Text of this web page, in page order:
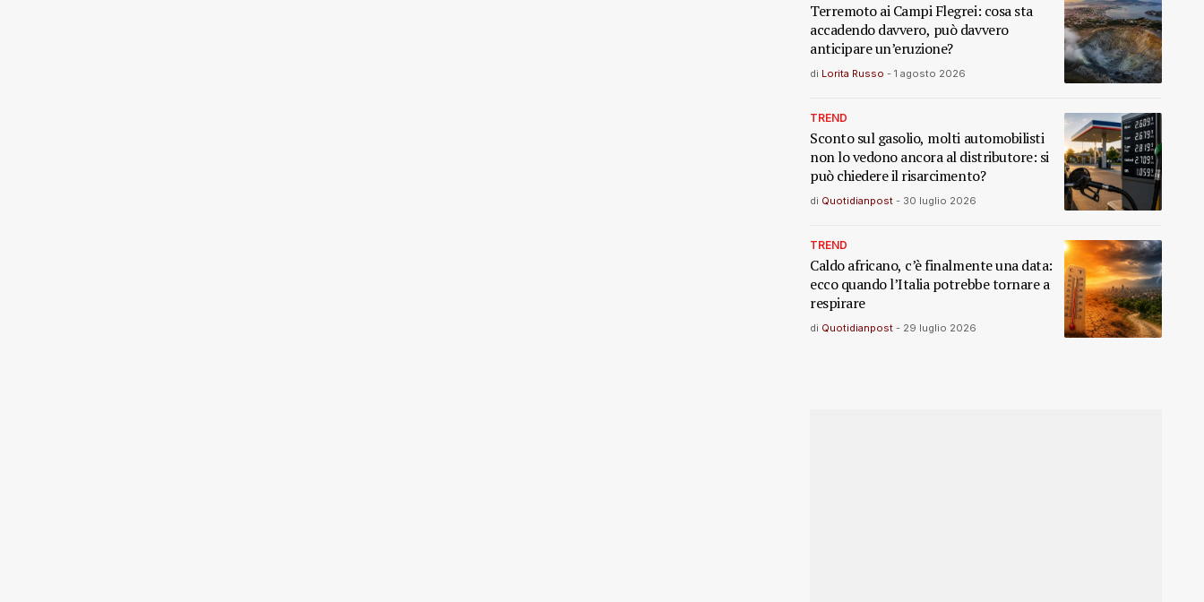
Terremoto ai Campi Flegrei: cosa sta
accadendo davvero, può davvero
anticipare un’eruzione?
di Lorita Russo - 1 agosto 2026
TREND
Sconto sul gasolio, molti automobilisti
non lo vedono ancora al distributore: si
può chiedere il risarcimento?
di Quotidianpost - 30 luglio 2026
TREND
Caldo africano, c’è finalmente una data:
ecco quando l’Italia potrebbe tornare a
respirare
di Quotidianpost - 29 luglio 2026